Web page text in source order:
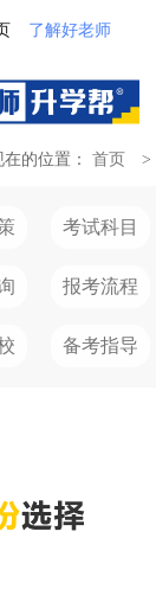
了解好老师
在的位置： 首页 >
考试科目
报考流程
备考指导